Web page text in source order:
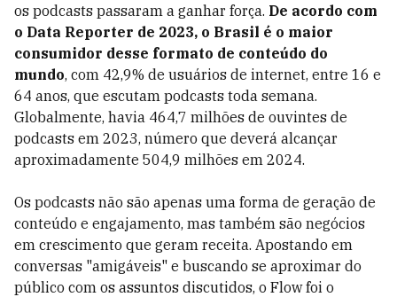
os podcasts passaram a ganhar força. De acordo com
o Data Reporter de 2023, o Brasil é o maior
consumidor desse formato de conteúdo do
mundo, com 42,9% de usuários de internet, entre 16 e
64 anos, que escutam podcasts toda semana.
Globalmente, havia 464,7 milhões de ouvintes de
podcasts em 2023, número que deverá alcançar
aproximadamente 504,9 milhões em 2024.
Os podcasts não são apenas uma forma de geração de
conteúdo e engajamento, mas também são negócios
em crescimento que geram receita. Apostando em
conversas "amigáveis" e buscando se aproximar do
público com os assuntos discutidos, o Flow foi o